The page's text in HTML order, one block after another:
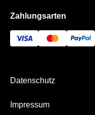
Zahlungsarten
Datenschutz
Impressum